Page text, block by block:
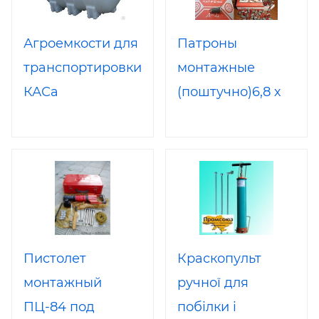
Агроемкости для
транспортировки
КАСа
Патроны
монтажные
(поштучно)6,8 х
стальная,
лакированная,
капсюль
неоржавляющий
Применяются в
качестве
источника
Пистолет
монтажный
ПЦ-84 под
Краскопульт
ручної для
побілки і